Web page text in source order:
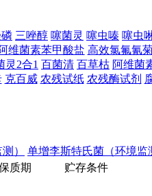
三唑醇 噻菌灵 噻虫嗪 噻虫
维菌素苯甲酸盐 高效氯氟氰
灵2合1 百菌清 百草枯 阿维菌
克百威 农残试纸 农残酶试剂
） 单增李斯特氏菌（环境监
质期 贮存条件